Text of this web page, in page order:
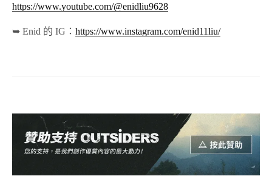
https://www.youtube.com/@enidliu9628
➥ Enid 的 IG：https://www.instagram.com/enid11liu/